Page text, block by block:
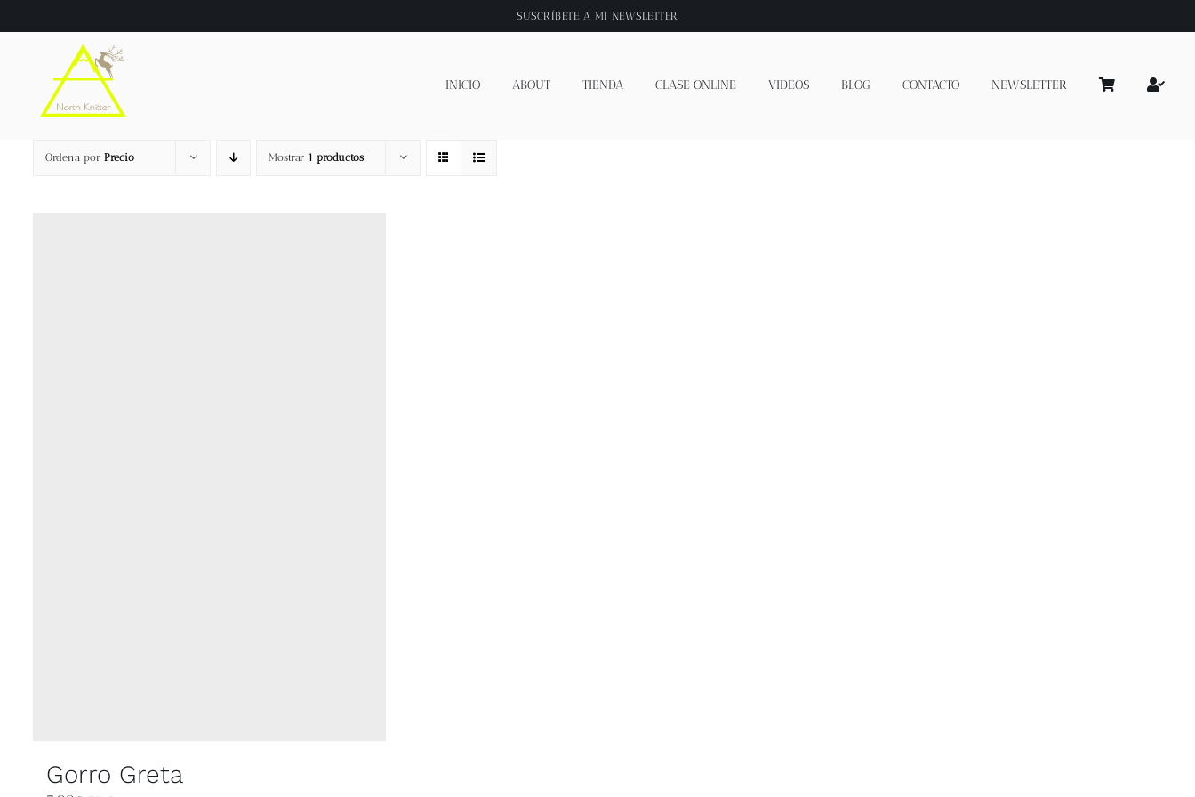
al
SUSCRÍBETE A MI NEWSLETTER
INICIO ABOUT TIENDA CLASE ONLINE VIDEOS BLOG CONTACTO NEWSLETTER
Ordena por Precio Mostrar 1 productos
Gorro Greta